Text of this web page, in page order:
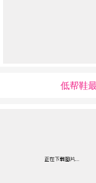
低帮鞋